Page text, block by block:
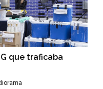
que traficaba